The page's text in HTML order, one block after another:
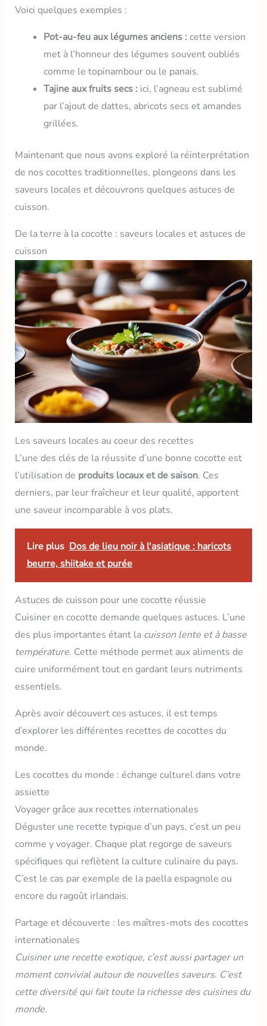
Voici quelques exemples :
Pot-au-feu aux légumes anciens :cette version
met à l’honneur des légumes souvent oubliés
comme le topinambour ou le panais.
Tajine aux fruits secs :ici, l’agneau est sublimé
par l’ajout de dattes, abricots secs et amandes
grillées.
Maintenant que nous avons exploré la réinterprétation
de nos cocottes traditionnelles, plongeons dans les
saveurs locales et découvrons quelques astuces de
cuisson.
De la terre à la cocotte : saveurs locales et astuces de
cuisson
Les saveurs locales au coeur des recettes
L’une des clés de la réussite d’une bonne cocotte est
l’utilisation de produits locaux et de saison. Ces
derniers, par leur fraîcheur et leur qualité, apportent
une saveur incomparable à vos plats.
Lire plus Dos de lieu noir à l'asiatique : haricots
beurre, shiitake et purée
Astuces de cuisson pour une cocotte réussie
Cuisiner en cocotte demande quelques astuces. L’une
des plus importantes étant la cuisson lente et à basse
température. Cette méthode permet aux aliments de
cuire uniformément tout en gardant leurs nutriments
essentiels.
Après avoir découvert ces astuces, il est temps
d’explorer les différentes recettes de cocottes du
monde.
Les cocottes du monde : échange culturel dans votre
assiette
Voyager grâce aux recettes internationales
Déguster une recette typique d’un pays, c’est un peu
comme y voyager. Chaque plat regorge de saveurs
spécifiques qui reflètent la culture culinaire du pays.
C’est le cas par exemple de la paella espagnole ou
encore du ragoût irlandais.
Partage et découverte : les maîtres-mots des cocottes
internationales
Cuisiner une recette exotique, c’est aussi partager un
moment convivial autour de nouvelles saveurs. C’est
cette diversité qui fait toute la richesse des cuisines du
monde.